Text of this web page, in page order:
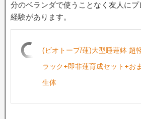
分のベランダで使うことなく友人に
経験があります。
(ビオトープ/蓮)大型睡蓮鉢 超
ラック+即非蓮育成セット+お
生体